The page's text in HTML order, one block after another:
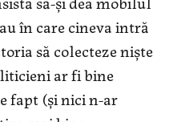
în care cineva intră
să colecteze niște
ar fi bine
fapt (și nici n-ar